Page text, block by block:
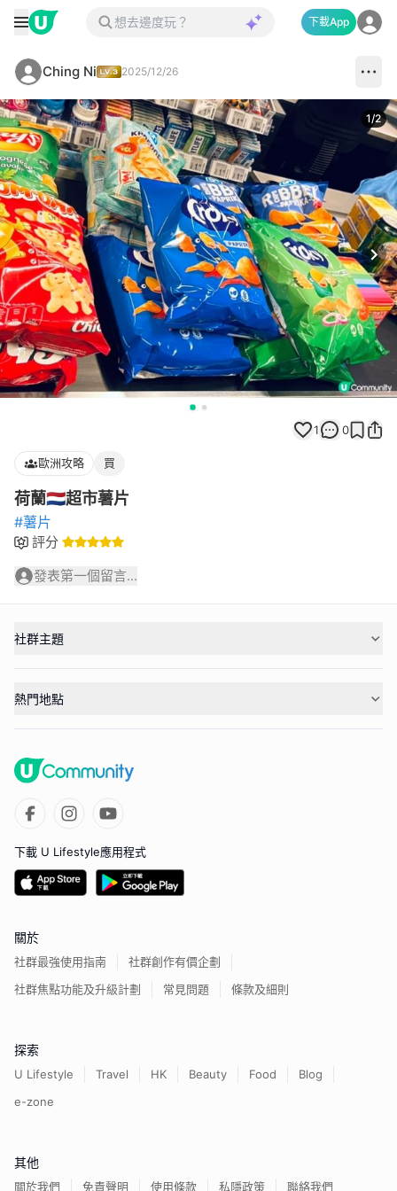
下載App
Ching Ni 2025/12/26
1/2
1 0
歐洲攻略 買
荷蘭🇳🇱超市薯片
#薯片
評分
發表第一個留言...
社群主題
熱門地點
下載 U Lifestyle應用程式
關於
社群最強使用指南
社群創作有價企劃
社群焦點功能及升級計劃
常見問題 條款及細則
探索
U Lifestyle Travel HK Beauty Food
Blog
e-zone
其他
關於我們 免責聲明 使用條款 私隱政策 聯絡我們